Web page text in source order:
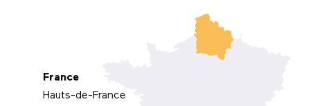
France
Hauts-de-France